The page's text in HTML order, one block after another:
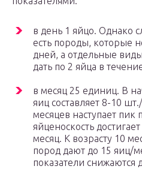
в день 1 яйцо. Однако
есть породы, которые
дней, а отдельные
дать по 2 яйца в
в месяц 25 единиц. В
яиц составляет 8-10
месяцев наступает пик
яйценоскость
месяц. К возрасту 10
пород дают до 15 яиц/
показатели снижаются